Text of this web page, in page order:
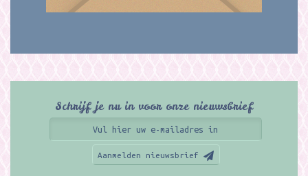
Schrijf je nu in voor onze nieuwsbrief
Aanmelden nieuwsbrief